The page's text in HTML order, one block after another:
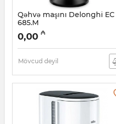
Qəhvə maşını Delonghi EC
685.M
Artikul: 005038484
0,00 ₼
Mövcud deyil